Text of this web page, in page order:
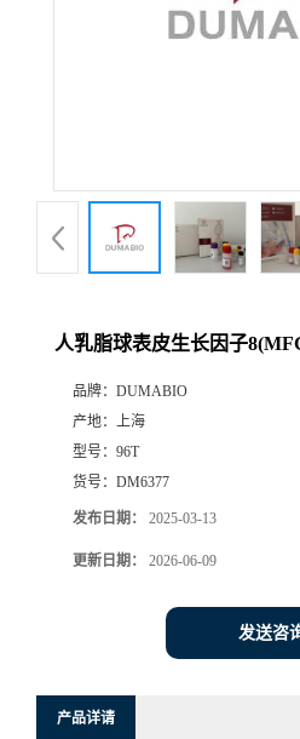
品
系
人乳脂球表皮生长因子
品牌： DUMABIO
产地： 上海
型号： 96T
货号： DM6377
发布日期： 2025-03-13
更新日期： 2026-06-09
发送咨
产品详请